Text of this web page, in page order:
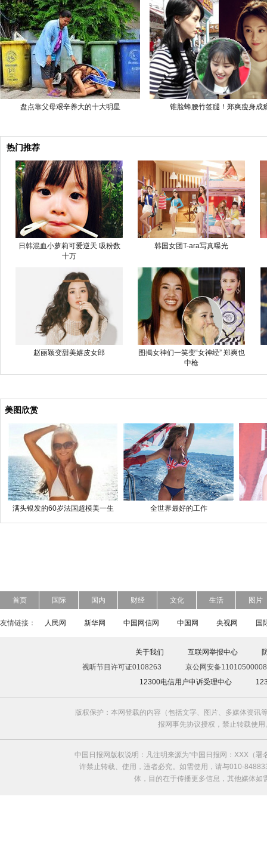
盘点靠父母艰辛养大的十大明星 锥脸蜂腰竹签腿！郑爽瘦身成
热门推荐
日韩混血小萝莉可爱逆天 吸粉数
十万
韩国女团T-ara写真曝光
赵丽颖变甜美嬉皮女郎
图揭女神们一笑变“女神经” 郑爽也
中枪
美图欣赏
满头银发的60岁法国超模美一生 全世界最好的工作
首页 国际 国内 财经 文化 生活 图片
友情链接： 人民网 新华网 中国网信网 中国网 央视网 国
关于我们 互联网举报中心
视听节目许可证0108263
京公网安备
12300电信用户申诉受理中心
版权保护：本网登载的内容（包括文字、图片、多媒体资
报网事先协议授权，禁止转载使
中国日报网版权说明：凡注明来源为“中国日报网：XXX（
许禁止转载、使用，违者必究。如需使用，请与010-
体，目的在于传播更多信息，其他媒体